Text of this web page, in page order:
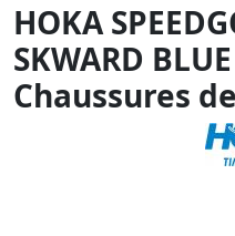
HOKA
SKWARD
Chaussures